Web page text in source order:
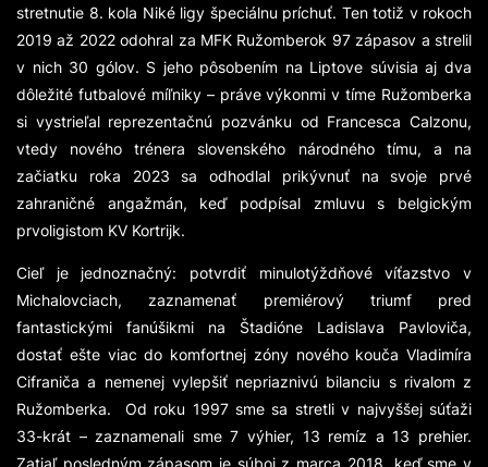
stretnutie 8. kola Niké ligy špeciálnu príchuť. Ten totiž v rokoch
2019 až 2022 odohral za MFK Ružomberok 97 zápasov a strelil
v nich 30 gólov. S jeho pôsobením na Liptove súvisia aj dva
dôležité futbalové míľniky – práve výkonmi v tíme Ružomberka
si vystrieľal reprezentačnú pozvánku od Francesca Calzonu,
vtedy nového trénera slovenského národného tímu, a na
začiatku roka 2023 sa odhodlal prikývnuť na svoje prvé
zahraničné angažmán, keď podpísal zmluvu s belgickým
prvoligistom KV Kortrijk.
Cieľ je jednoznačný: potvrdiť minulotýždňové víťazstvo v
Michalovciach, zaznamenať premiérový triumf pred
fantastickými fanúšikmi na Štadióne Ladislava Pavloviča,
dostať ešte viac do komfortnej zóny nového kouča Vladimíra
Cifraniča a nemenej vylepšiť nepriaznivú bilanciu s rivalom z
Ružomberka. Od roku 1997 sme sa stretli v najvyššej súťaži
33-krát – zaznamenali sme 7 výhier, 13 remíz a 13 prehier.
Zatiaľ posledným zápasom je súboj z marca 2018, keď sme v